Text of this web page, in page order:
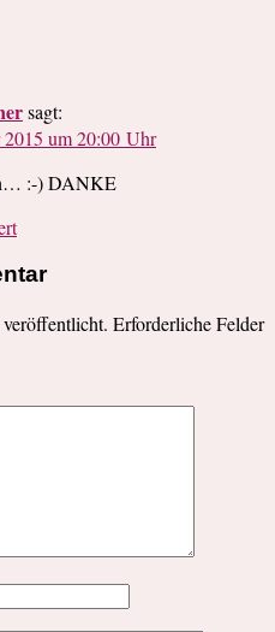
sagt:
2015 um 20:00 Uhr
:-) DANKE
Erforderliche Felder